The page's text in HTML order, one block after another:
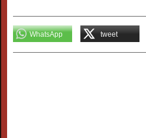
WhatsApp tweet